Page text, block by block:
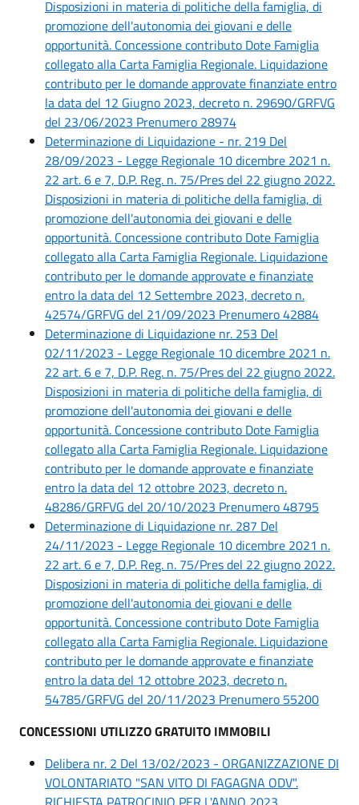
Disposizioni in materia di politiche della famiglia, di
promozione dell'autonomia dei giovani e delle
opportunità. Concessione contributo Dote Famiglia
collegato alla Carta Famiglia Regionale. Liquidazione
contributo per le domande approvate finanziate entro
la data del 12 Giugno 2023, decreto n. 29690/GRFVG
del 23/06/2023 Prenumero 28974
Determinazione di Liquidazione - nr. 219 Del
28/09/2023 - Legge Regionale 10 dicembre 2021 n.
22 art. 6 e 7, D.P. Reg. n. 75/Pres del 22 giugno 2022.
Disposizioni in materia di politiche della famiglia, di
promozione dell'autonomia dei giovani e delle
opportunità. Concessione contributo Dote Famiglia
collegato alla Carta Famiglia Regionale. Liquidazione
contributo per le domande approvate e finanziate
entro la data del 12 Settembre 2023, decreto n.
42574/GRFVG del 21/09/2023 Prenumero 42884
Determinazione di Liquidazione nr. 253 Del
02/11/2023 - Legge Regionale 10 dicembre 2021 n.
22 art. 6 e 7, D.P. Reg. n. 75/Pres del 22 giugno 2022.
Disposizioni in materia di politiche della famiglia, di
promozione dell'autonomia dei giovani e delle
opportunità. Concessione contributo Dote Famiglia
collegato alla Carta Famiglia Regionale. Liquidazione
contributo per le domande approvate e finanziate
entro la data del 12 ottobre 2023, decreto n.
48286/GRFVG del 20/10/2023 Prenumero 48795
Determinazione di Liquidazione nr. 287 Del
24/11/2023 - Legge Regionale 10 dicembre 2021 n.
22 art. 6 e 7, D.P. Reg. n. 75/Pres del 22 giugno 2022.
Disposizioni in materia di politiche della famiglia, di
promozione dell'autonomia dei giovani e delle
opportunità. Concessione contributo Dote Famiglia
collegato alla Carta Famiglia Regionale. Liquidazione
contributo per le domande approvate e finanziate
entro la data del 12 ottobre 2023, decreto n.
54785/GRFVG del 20/11/2023 Prenumero 55200
CONCESSIONI UTILIZZO GRATUITO IMMOBILI
Delibera nr. 2 Del 13/02/2023 - ORGANIZZAZIONE DI
VOLONTARIATO "SAN VITO DI FAGAGNA ODV".